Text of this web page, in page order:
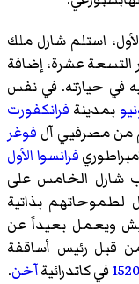
استلم شارل ملك
التسعة عشرة، إضافة
في حيازته. في نفس
بمدينة فرانكفورت
من مصرفيي آل فوغر
فرانسوا الأول
شارل الخامس على
لطموحاتهم بذاتية
ويعمل بعيداً عن
من قبل رئيس أساقفة
1520في كاتدرائيةآخن.